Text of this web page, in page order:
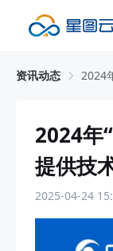
资讯动态 2024
2024年
提供技
2025-04-24